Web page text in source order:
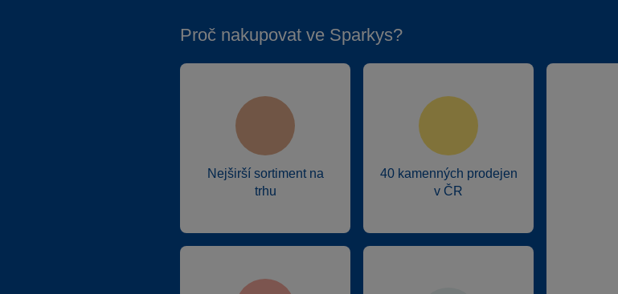
Proč nakupovat ve Sparkys?
Nejširší sortiment na
trhu
40 kamenných prodejen
v ČR